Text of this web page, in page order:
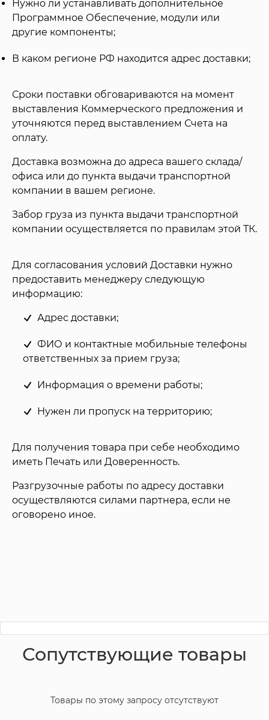
Нужно ли устанавливать дополнительное
Программное Обеспечение, модули или
другие компоненты;
В каком регионе РФ находится адрес доставки;
Сроки поставки обговариваются на момент
выставления Коммерческого предложения и
уточняются перед выставлением Счета на
оплату.
Доставка возможна до адреса вашего склада/
офиса или до пункта выдачи транспортной
компании в вашем регионе.
Забор груза из пункта выдачи транспортной
компании осуществляется по правилам этой ТК.
Для согласования условий Доставки нужно
предоставить менеджеру следующую
информацию:
Адрес доставки;
ФИО и контактные мобильные телефоны
ответственных за прием груза;
Информация о времени работы;
Нужен ли пропуск на территорию;
Для получения товара при себе необходимо
иметь Печать или Доверенность.
Разгрузочные работы по адресу доставки
осуществляются силами партнера, если не
оговорено иное.
Сопутствующие товары
Товары по этому запросу отсутствуют